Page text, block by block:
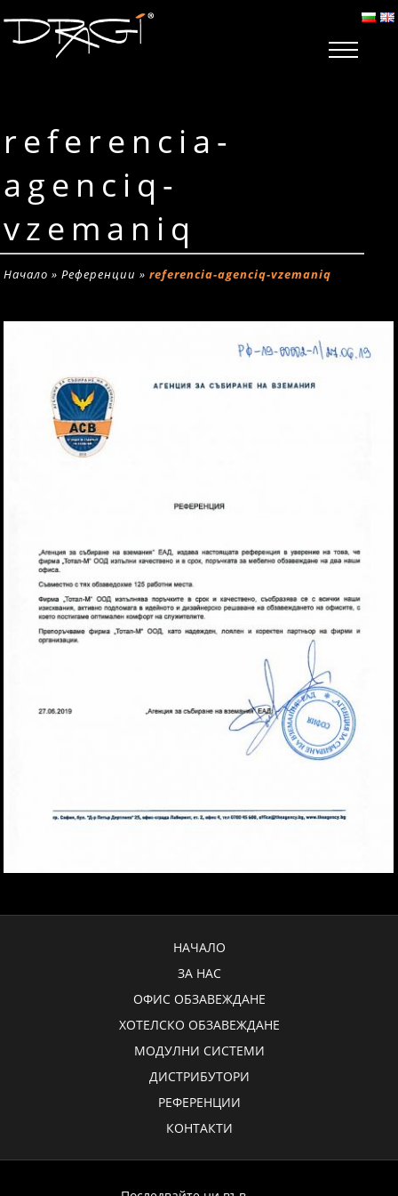
referencia-
agenciq-
vzemaniq
Начало »Референции »referencia-agenciq-vzemaniq
НАЧАЛО
ЗА НАС
ОФИС ОБЗАВЕЖДАНЕ
ХОТЕЛСКО ОБЗАВЕЖДАНЕ
МОДУЛНИ СИСТЕМИ
ДИСТРИБУТОРИ
РЕФЕРЕНЦИИ
КОНТАКТИ